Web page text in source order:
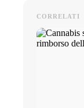
CORRELATI